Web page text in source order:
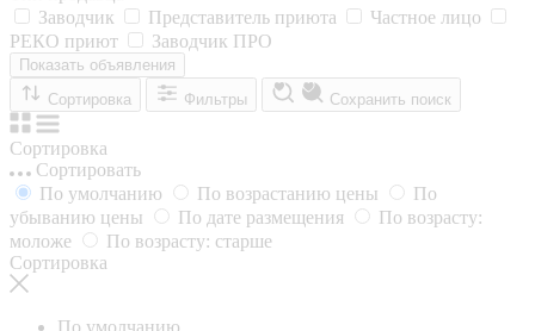
Заводчик
Представитель приюта
Частное лицо
РЕКО приют
Заводчик ПРО
Показать объявления
Сортировка
Фильтры Сохранить поиск
Сортировка
Сортировать
По умолчанию
По возрастанию цены
По
убыванию цены
По дате размещения
По возрасту:
моложе
По возрасту: старше
Сортировка
По умолчанию